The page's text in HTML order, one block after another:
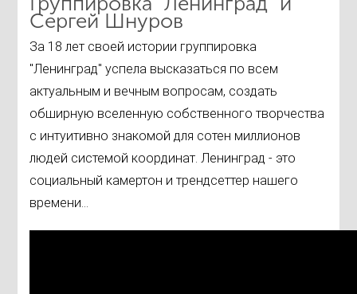
Сергей Шнуров
За 18 лет своей истории группировка
"Ленинград" успела высказаться по всем
актуальным и вечным вопросам, создать
обширную вселенную собственного творчества
с интуитивно знакомой для сотен миллионов
людей системой координат. Ленинград - это
социальный камертон и трендсеттер нашего
времени...